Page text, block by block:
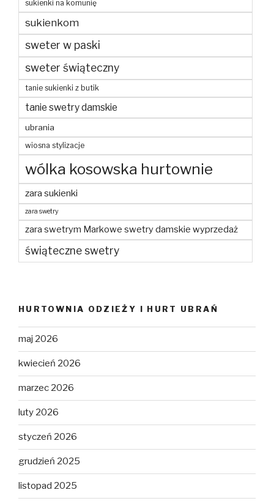
sukienki na komunię
sukienkom
sweter w paski
sweter świąteczny
tanie sukienki z butik
tanie swetry damskie
ubrania
wiosna stylizacje
wólka kosowska hurtownie
zara sukienki
zara swetry
zara swetrym Markowe swetry damskie wyprzedaż
świąteczne swetry
HURTOWNIA ODZIEŻY I HURT UBRAŃ
maj 2026
kwiecień 2026
marzec 2026
luty 2026
styczeń 2026
grudzień 2025
listopad 2025